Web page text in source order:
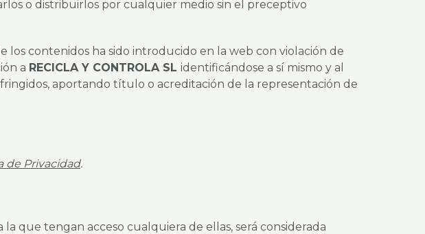
o distribuirlos por cualquier medio sin el preceptivo
contenidos ha sido introducido en la web con violación de
a RECICLA Y CONTROLA SL identificándose a sí mismo y al
aportando título o acreditación de la representación de
de Privacidad.
que tengan acceso cualquiera de ellas, será considerada